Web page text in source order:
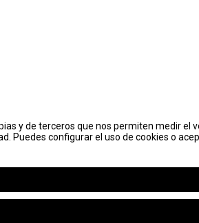
y de terceros que nos permiten medir el
Puedes configurar el uso de cookies o